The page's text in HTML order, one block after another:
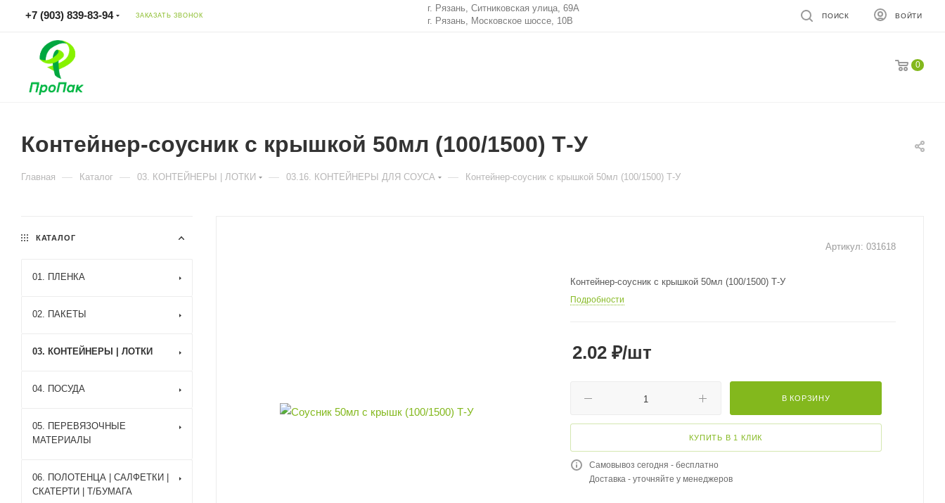
+7 (903) 839-83-94 ЗАКАЗАТЬ ЗВОНОК
г. Рязань, Ситниковская улица, 69А
г. Рязань, Московское шоссе, 10В
ВОЙТИ
ПОИСК
0
Контейнер-соусник с крышкой 50мл (100/1500) Т-У
Главная — Каталог — 03. КОНТЕЙНЕРЫ | ЛОТКИ — 03.16. КОНТЕЙНЕРЫ ДЛЯ СОУСА — Контейнер-соусник с крышкой 50мл (100/1500) Т-У
Артикул: 031618
Контейнер-соусник с крышкой 50мл (100/1500) Т-У
Подробности
2.02₽/шт
В КОРЗИНУ
КУПИТЬ В 1 КЛИК
Самовывоз сегодня - бесплатно
Доставка - уточняйте у менеджеров
КАТАЛОГ
01. ПЛЕНКА
02. ПАКЕТЫ
03. КОНТЕЙНЕРЫ | ЛОТКИ
04. ПОСУДА
05. ПЕРЕВЯЗОЧНЫЕ
МАТЕРИАЛЫ
06. ПОЛОТЕНЦА | САЛФЕТКИ |
СКАТЕРТИ | Т/БУМАГА